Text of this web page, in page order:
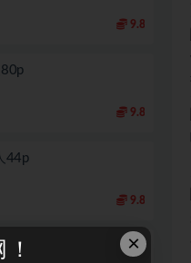
9.8
9.8
44p
9.8
×